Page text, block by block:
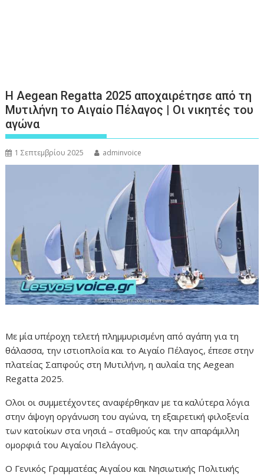
Η Aegean Regatta 2025 αποχαιρέτησε από τη
Μυτιλήνη το Αιγαίο Πέλαγος | Οι νικητές του
αγώνα
1 Σεπτεμβρίου 2025 adminvoice
Με μία υπέροχη τελετή πλημμυρισμένη από αγάπη για τη
θάλασσα, την ιστιοπλοΐα και το Αιγαίο Πέλαγος, έπεσε στην
πλατείας Σαπφούς στη Μυτιλήνη, η αυλαία της Aegean
Regatta 2025.
Ολοι οι συμμετέχοντες αναφέρθηκαν με τα καλύτερα λόγια
στην άψογη οργάνωση του αγώνα, τη εξαιρετική φιλοξενία
των κατοίκων στα νησιά – σταθμούς και την απαράμιλλη
ομορφιά του Αιγαίου Πελάγους.
Ο Γενικός Γραμματέας Αιγαίου και Νησιωτικής Πολιτικής